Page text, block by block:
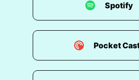
Spotify
Pocket